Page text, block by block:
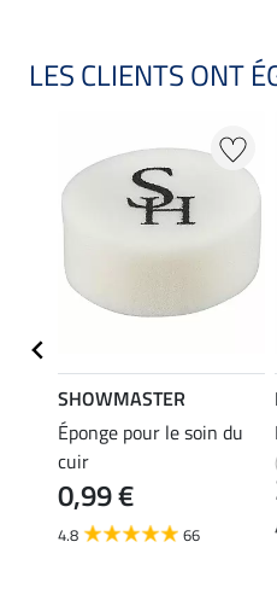
LES CLIENTS ONT
SHOWMASTER
Éponge pour le soin du
cuir
0,99 €
4.8 66